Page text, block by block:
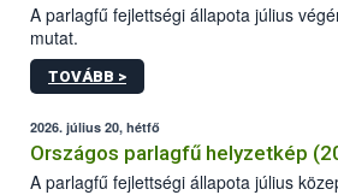
A parlagfű fejlettségi állapota július
mutat.
TOVÁBB >
2026. július 20, hétfő
Országos parlagfű helyzetkép
A parlagfű fejlettségi állapota július